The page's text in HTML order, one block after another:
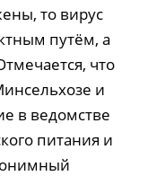
то вирус
путём, а
что
и
в ведомстве
питания и